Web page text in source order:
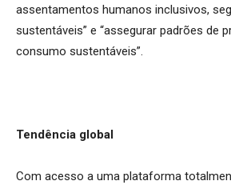
assentamentos humanos inclusivos,
sustentáveis” e “assegurar padrões de
consumo sustentáveis”.
Tendência global
Com acesso a uma plataforma